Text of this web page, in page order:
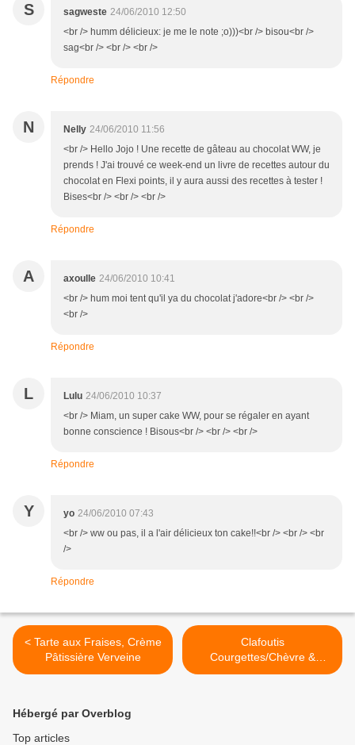
S sagweste 24/06/2010 12:50
<br /> humm délicieux: je me le note ;o)))<br /> bisou<br />
sag<br /> <br /> <br />
Répondre
N Nelly 24/06/2010 11:56
<br /> Hello Jojo ! Une recette de gâteau au chocolat WW, je
prends ! J'ai trouvé ce week-end un livre de recettes autour du
chocolat en Flexi points, il y aura aussi des recettes à tester !
Bises<br /> <br /> <br />
Répondre
A axoulle 24/06/2010 10:41
<br /> hum moi tent qu'il ya du chocolat j'adore<br /> <br />
<br />
Répondre
L Lulu 24/06/2010 10:37
<br /> Miam, un super cake WW, pour se régaler en ayant
bonne conscience ! Bisous<br /> <br /> <br />
Répondre
Y yo 24/06/2010 07:43
<br /> ww ou pas, il a l'air délicieux ton cake!!<br /> <br /> <br
/>
Répondre
< Tarte aux Fraises, Crème
Pâtissière Verveine
Clafoutis
Courgettes/Chèvre &
Abricots (léger) >
Hébergé par Overblog
Top articles